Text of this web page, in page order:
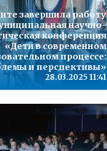
завершила работу
научно-
конференция
«Дети в современном
процессе:
и перспективы»
28.03.2025 11:41